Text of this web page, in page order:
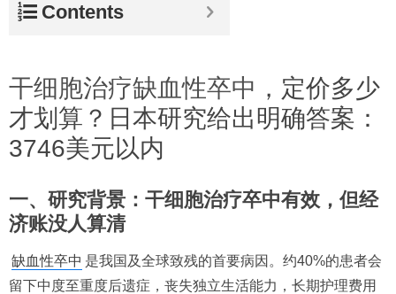
Contents
干细胞治疗缺血性卒中 ，定价多少
才划算？日本研究给出明确答案：
3746美元以内
一、研究背景：干细胞治疗卒中有效，但经
济账没人算清
缺血性卒中 是我国及全球致残的首要病因。约40%的患者会
留下中度至重度后遗症，丧失独立生活能力，长期护理费用